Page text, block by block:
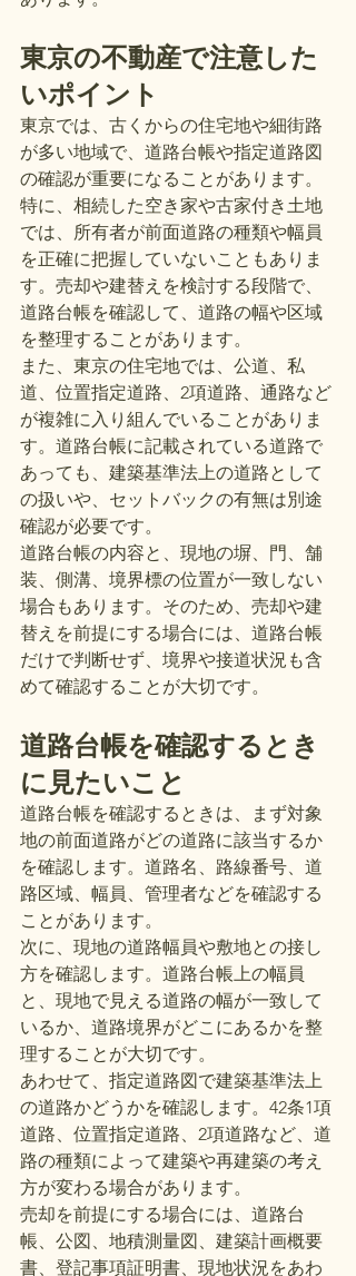
東京の不動産で注意した
いポイント
東京では、古くからの住宅地や細街路
が多い地域で、道路台帳や指定道路図
の確認が重要になることがあります。
特に、相続した空き家や古家付き土地
では、所有者が前面道路の種類や幅員
を正確に把握していないこともありま
す。売却や建替えを検討する段階で、
道路台帳を確認して、道路の幅や区域
を整理することがあります。
また、東京の住宅地では、公道、私
道、位置指定道路、2項道路、通路など
が複雑に入り組んでいることがありま
す。道路台帳に記載されている道路で
あっても、建築基準法上の道路として
の扱いや、セットバックの有無は別途
確認が必要です。
道路台帳の内容と、現地の塀、門、舗
装、側溝、境界標の位置が一致しない
場合もあります。そのため、売却や建
替えを前提にする場合には、道路台帳
だけで判断せず、境界や接道状況も含
めて確認することが大切です。
道路台帳を確認するとき
に見たいこと
道路台帳を確認するときは、まず対象
地の前面道路がどの道路に該当するか
を確認します。道路名、路線番号、道
路区域、幅員、管理者などを確認する
ことがあります。
次に、現地の道路幅員や敷地との接し
方を確認します。道路台帳上の幅員
と、現地で見える道路の幅が一致して
いるか、道路境界がどこにあるかを整
理することが大切です。
あわせて、指定道路図で建築基準法上
の道路かどうかを確認します。42条1項
道路、位置指定道路、2項道路など、道
路の種類によって建築や再建築の考え
方が変わる場合があります。
売却を前提にする場合には、道路台
帳、公図、地積測量図、建築計画概要
書、登記事項証明書、現地状況をあわ